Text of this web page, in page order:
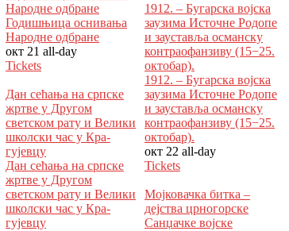
Народне одбране
Годишњица оснивања
Народне одбране
окт 21 all-day
Tickets
Дан сећања на српске
жртве у Другом
светском рату и Велики
школски час у Кра­
гујевцу
Дан сећања на српске
жртве у Другом
светском рату и Велики
школски час у Кра­
гујевцу
1912. – Бугарска војска
заузима Источне Родопе
и зауставља османску
контраофанзиву (15−25.
октобар).
1912. – Бугарска војска
заузима Источне Родопе
и зауставља османску
контраофанзиву (15−25.
октобар).
окт 22 all-day
Tickets
Мојковачка битка –
дејства црногорске
Санџачке војске